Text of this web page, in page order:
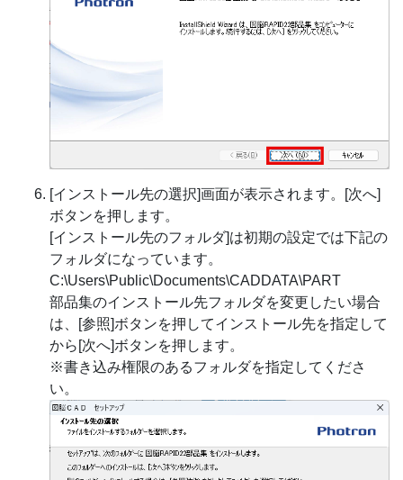
[インストール先の選択]画面が表示されます。[次へ]
ボタンを押します。
[インストール先のフォルダ]は初期の設定では下記の
フォルダになっています。
C:\Users\Public\Documents\CADDATA\PART
部品集のインストール先フォルダを変更したい場合
は、[参照]ボタンを押してインストール先を指定して
から[次へ]ボタンを押します。
※書き込み権限のあるフォルダを指定してくださ
い。